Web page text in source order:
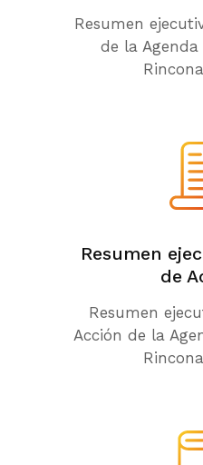
Resumen
de la
Resumen
de
Resumen
Acción de la